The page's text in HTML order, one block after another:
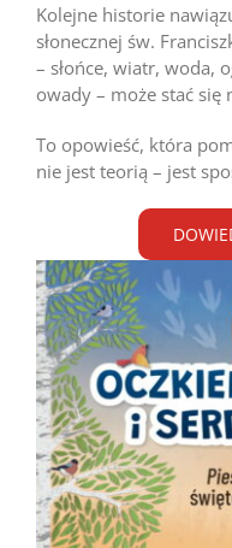
Kolejne historie
słonecznej św.
– słońce, wiatr, woda,
owady – może stać się
To opowieść, która
nie jest teorią – jest